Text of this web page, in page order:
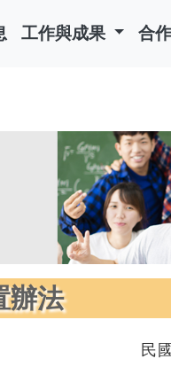
工作與成果 合
辦法
民